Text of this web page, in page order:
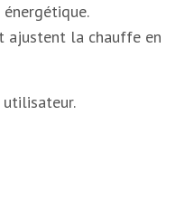
ajustent la chauffe en